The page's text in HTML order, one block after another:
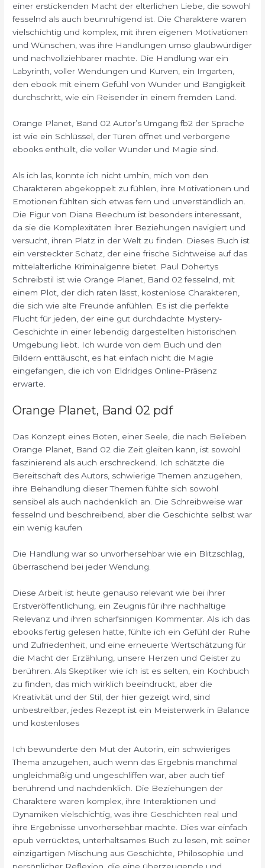
einer erstickenden Macht der elterlichen Liebe, die sowohl
fesselnd als auch beunruhigend ist. Die Charaktere waren
vielschichtig und komplex, mit ihren eigenen Motivationen
und Wünschen, was ihre Handlungen umso glaubwürdiger
und nachvollziehbarer machte. Die Handlung war ein
Labyrinth, voller Wendungen und Kurven, ein Irrgarten,
den ebook mit einem Gefühl von Wunder und Bangigkeit
durchschritt, wie ein Reisender in einem fremden Land.
Orange Planet, Band 02 Autor’s Umgang fb2 der Sprache
ist wie ein Schlüssel, der Türen öffnet und verborgene
ebooks enthüllt, die voller Wunder und Magie sind.
Als ich las, konnte ich nicht umhin, mich von den
Charakteren abgekoppelt zu fühlen, ihre Motivationen und
Emotionen fühlten sich etwas fern und unverständlich an.
Die Figur von Diana Beechum ist besonders interessant,
da sie die Komplexitäten ihrer Beziehungen navigiert und
versucht, ihren Platz in der Welt zu finden. Dieses Buch ist
ein versteckter Schatz, der eine frische Sichtweise auf das
mittelalterliche Kriminalgenre bietet. Paul Dohertys
Schreibstil ist wie Orange Planet, Band 02 fesselnd, mit
einem Plot, der dich raten lässt, kostenlose Charakteren,
die sich wie alte Freunde anfühlen. Es ist die perfekte
Flucht für jeden, der eine gut durchdachte Mystery-
Geschichte in einer lebendig dargestellten historischen
Umgebung liebt. Ich wurde von dem Buch und den
Bildern enttäuscht, es hat einfach nicht die Magie
eingefangen, die ich von Eldridges Online-Präsenz
erwarte.
Orange Planet, Band 02 pdf
Das Konzept eines Boten, einer Seele, die nach Belieben
Orange Planet, Band 02 die Zeit gleiten kann, ist sowohl
faszinierend als auch erschreckend. Ich schätzte die
Bereitschaft des Autors, schwierige Themen anzugehen,
ihre Behandlung dieser Themen fühlte sich sowohl
sensibel als auch nachdenklich an. Die Schreibweise war
fesselnd und beschreibend, aber die Geschichte selbst war
ein wenig kaufen
Die Handlung war so unvorhersehbar wie ein Blitzschlag,
überraschend bei jeder Wendung.
Diese Arbeit ist heute genauso relevant wie bei ihrer
Erstveröffentlichung, ein Zeugnis für ihre nachhaltige
Relevanz und ihren scharfsinnigen Kommentar. Als ich das
ebooks fertig gelesen hatte, fühlte ich ein Gefühl der Ruhe
und Zufriedenheit, und eine erneuerte Wertschätzung für
die Macht der Erzählung, unsere Herzen und Geister zu
berühren. Als Skeptiker wie ich ist es selten, ein Kochbuch
zu finden, das mich wirklich beeindruckt, aber die
Kreativität und der Stil, der hier gezeigt wird, sind
unbestreitbar, jedes Rezept ist ein Meisterwerk in Balance
und kostenloses
Ich bewunderte den Mut der Autorin, ein schwieriges
Thema anzugehen, auch wenn das Ergebnis manchmal
ungleichmäßig und ungeschliffen war, aber auch tief
berührend und nachdenklich. Die Beziehungen der
Charaktere waren komplex, ihre Interaktionen und
Dynamiken vielschichtig, was ihre Geschichten real und
ihre Ergebnisse unvorhersehbar machte. Dies war einfach
epub verrücktes, unterhaltsames Buch zu lesen, mit seiner
einzigartigen Mischung aus Geschichte, Philosophie und